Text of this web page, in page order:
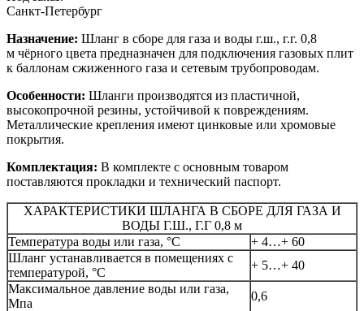
Санкт-Петербург
Назначение: Шланг в сборе для газа и воды г.ш., г.г. 0,8
м чёрного цвета предназначен для подключения газовых плит
к баллонам сжиженного газа и сетевым трубопроводам.
Особенности: Шланги производятся из пластичной,
высокопрочной резины, устойчивой к повреждениям.
Металлические крепления имеют цинковые или хромовые
покрытия.
Комплектация: В комплекте с основным товаром
поставляются прокладки и технический паспорт.
ХАРАКТЕРИСТИКИ ШЛАНГА В СБОРЕ ДЛЯ ГАЗА И
ВОДЫ Г.Ш., Г.Г 0,8 м
Температура воды или газа, °C
+ 4…+ 60
Шланг устанавливается в помещениях с
температурой, °C
+ 5…+ 40
Максимальное давление воды или газа,
Мпа
0,6